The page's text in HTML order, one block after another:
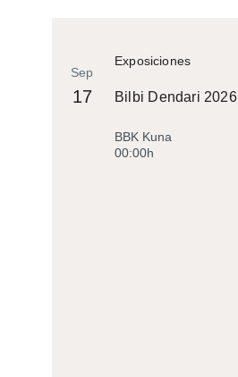
Exposiciones
Sep
17 Bilbi Dendari 2026
BBK Kuna
00:00h